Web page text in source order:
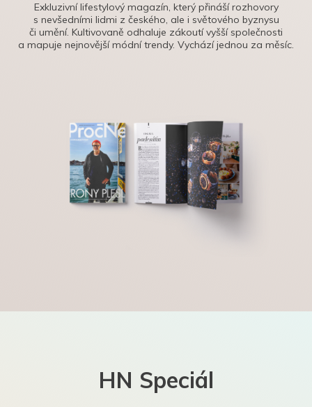
Exkluzivní lifestylový magazín, který přináší rozhovory
s nevšedními lidmi z českého, ale i světového byznysu
či umění. Kultivovaně odhaluje zákoutí vyšší společnosti
a mapuje nejnovější módní trendy. Vychází jednou za měsíc.
HN Speciál